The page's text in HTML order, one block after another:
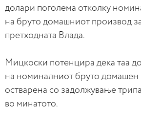
долари поголема отколку
на бруто домашниот производ
претходната Влада.
Мицкоски потенцира дека таа
на номиналниот бруто домашен
остварена со задолжување
во минатото.